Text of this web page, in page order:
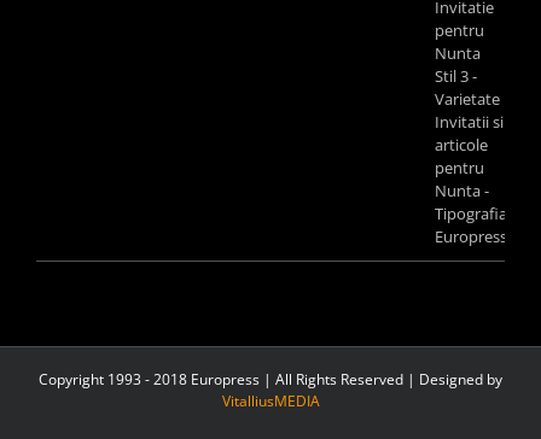
Copyright 1993 - 2018 Europress | All Rights Reserved | Designed by
VitalliusMEDIA